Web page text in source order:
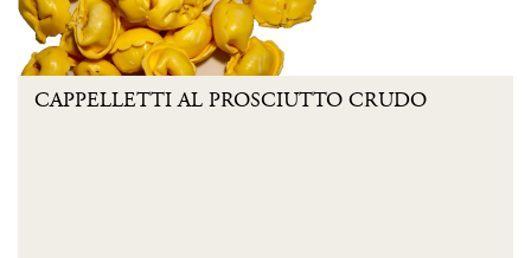
CAPPELLETTI AL PROSCIUTTO CRUDO